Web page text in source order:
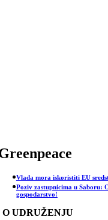
Vlada mora iskoristiti EU
Poziv zastupnicima u Saboru:
gospodarstvo!
O UDRUŽENJU